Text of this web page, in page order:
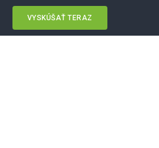
VYSKÚŠAŤ TERAZ